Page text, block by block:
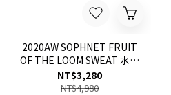
2020AW SOPHNET FRUIT
OF THE LOOM SWEAT 水果
帽T 保暖 現貨
NT$3,280
NT$4,980